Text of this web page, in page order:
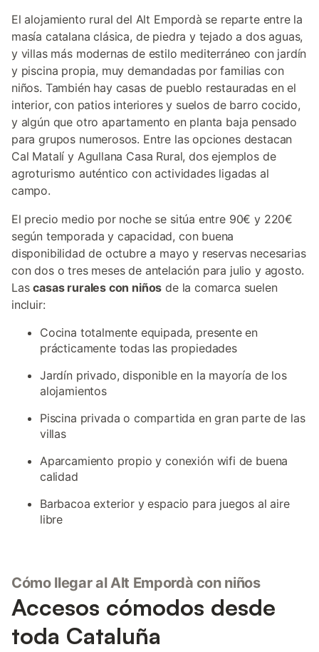
El alojamiento rural del Alt Empordà se reparte entre la
masía catalana clásica, de piedra y tejado a dos aguas,
y villas más modernas de estilo mediterráneo con jardín
y piscina propia, muy demandadas por familias con
niños. También hay casas de pueblo restauradas en el
interior, con patios interiores y suelos de barro cocido,
y algún que otro apartamento en planta baja pensado
para grupos numerosos. Entre las opciones destacan
Cal Matalí y Agullana Casa Rural, dos ejemplos de
agroturismo auténtico con actividades ligadas al
campo.
El precio medio por noche se sitúa entre 90€ y 220€
según temporada y capacidad, con buena
disponibilidad de octubre a mayo y reservas necesarias
con dos o tres meses de antelación para julio y agosto.
Lascasas rurales con niños de la comarca suelen
incluir:
Cocina totalmente equipada, presente en
prácticamente todas las propiedades
Jardín privado, disponible en la mayoría de los
alojamientos
Piscina privada o compartida en gran parte de las
villas
Aparcamiento propio y conexión wifi de buena
calidad
Barbacoa exterior y espacio para juegos al aire
libre
Cómo llegar al Alt Empordà con niños
Accesos cómodos desde
toda Cataluña